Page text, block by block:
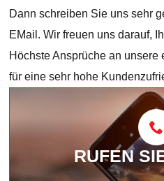
Dann schreiben Sie uns sehr
EMail. Wir freuen uns darauf,
Höchste Ansprüche an
für eine sehr hohe
RUFEN